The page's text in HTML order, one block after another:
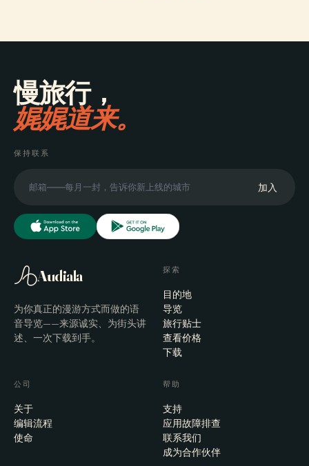
慢旅行，
娓娓道来。
保持联系
加入
Audiala
为你真正的漫游方式而做的语
音导览——来源诚实、为街头讲
述、一次下载到手。
探索
目的地
导览
旅行贴士
查看价格
下载
公司
关于
编辑流程
使命
帮助
支持
应用故障排查
联系我们
成为合作伙伴